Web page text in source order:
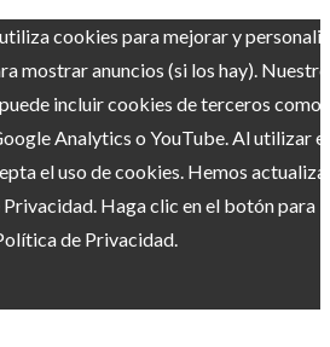
cookies para mejorar y
mostrar anuncios (si los hay). Nuestro
incluir cookies de terceros como
Analytics o YouTube. Al utilizar el
el uso de cookies. Hemos
Haga clic en el botón para
de Privacidad.